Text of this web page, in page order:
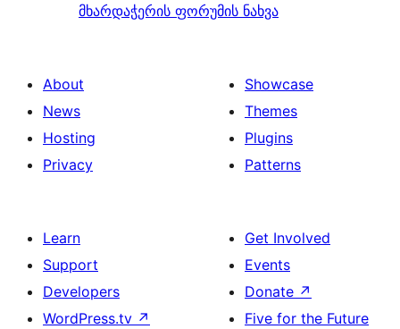
მხარდაჭერის ფორუმის ნახვა
About
News
Hosting
Privacy
Showcase
Themes
Plugins
Patterns
Learn
Support
Developers
WordPress.tv ↗
Get Involved
Events
Donate ↗
Five for the Future